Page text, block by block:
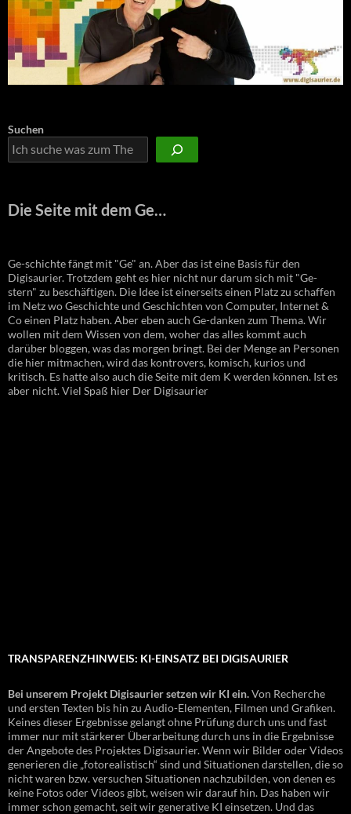
Suchen
Die Seite mit dem Ge…
Ge-schichte fängt mit "Ge" an. Aber das ist eine Basis für den
Digisaurier. Trotzdem geht es hier nicht nur darum sich mit "Ge-
stern" zu beschäftigen. Die Idee ist einerseits einen Platz zu schaffen
im Netz wo Geschichte und Geschichten von Computer, Internet &
Co einen Platz haben. Aber eben auch Ge-danken zum Thema. Wir
wollen mit dem Wissen von dem, woher das alles kommt auch
darüber bloggen, was das morgen bringt. Bei der Menge an Personen
die hier mitmachen, wird das kontrovers, komisch, kurios und
kritisch. Es hatte also auch die Seite mit dem K werden können. Ist es
aber nicht. Viel Spaß hier Der Digisaurier
TRANSPARENZHINWEIS: KI-EINSATZ BEI DIGISAURIER
Bei unserem Projekt Digisaurier setzen wir KI ein.Von Recherche
und ersten Texten bis hin zu Audio-Elementen, Filmen und Grafiken.
Keines dieser Ergebnisse gelangt ohne Prüfung durch uns und fast
immer nur mit stärkerer Überarbeitung durch uns in die Ergebnisse
der Angebote des Projektes Digisaurier. Wenn wir Bilder oder Videos
generieren die „fotorealistisch“ sind und Situationen darstellen, die so
nicht waren bzw. versuchen Situationen nachzubilden, von denen es
keine Fotos oder Videos gibt, weisen wir darauf hin. Das haben wir
immer schon gemacht, seit wir generative KI einsetzen. Und das